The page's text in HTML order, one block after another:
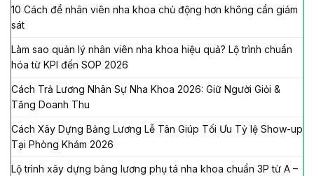
10 Cách để nhân viên nha khoa chủ động hơn không cần giám
sát
Làm sao quản lý nhân viên nha khoa hiệu quả? Lộ trình chuẩn
hóa từ KPI đến SOP 2026
Cách Trả Lương Nhân Sự Nha Khoa 2026: Giữ Người Giỏi &
Tăng Doanh Thu
Cách Xây Dựng Bảng Lương Lễ Tân Giúp Tối Ưu Tỷ lệ Show-up
Tại Phòng Khám 2026
Lộ trình xây dựng bảng lương phụ tá nha khoa chuẩn 3P từ A –